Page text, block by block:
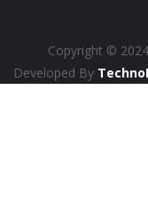
Copyright ©
Developed By